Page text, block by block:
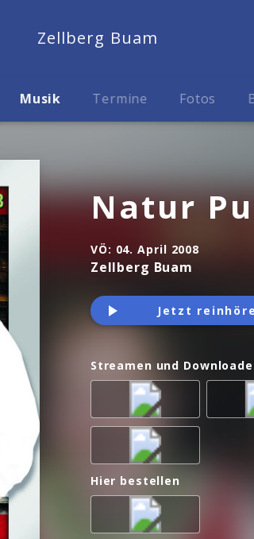
Zellberg Buam
Musik Termine Fotos
Natur
VÖ: 04. April 2008
Zellberg Buam
Jetzt
Streamen und
Hier bestellen